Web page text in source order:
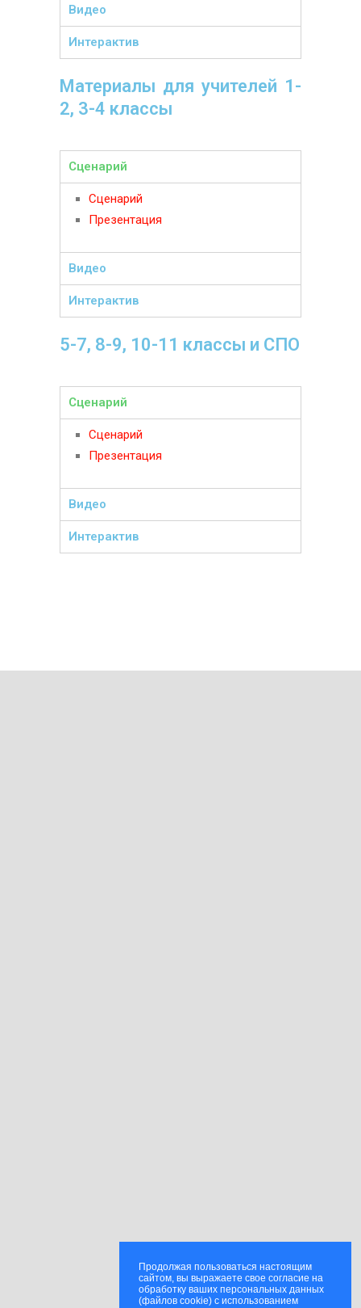
Продолжая пользоваться настоящим
сайтом, вы выражаете свое согласие на
обработку ваших персональных данных
(файлов cookie) с использованием
Видео
Интерактив
Материалы для учителей 1-
2, 3-4 классы
Сценарий
Сценарий
Презентация
Видео
Интерактив
5-7, 8-9, 10-11 классы и СПО
Сценарий
Сценарий
Презентация
Видео
Интерактив